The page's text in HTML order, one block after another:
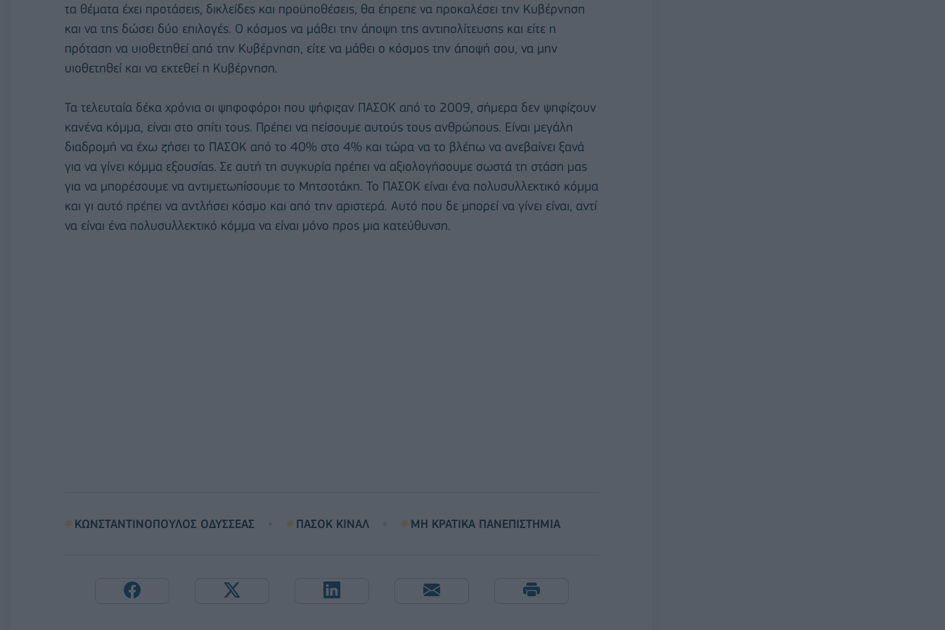
τα θέματα έχει προτάσεις, δικλείδες και προϋποθέσεις, θα έπρεπε να προκαλέσει την Κυβέρνηση
και να της δώσει δύο επιλογές. Ο κόσμος να μάθει την άποψη της αντιπολίτευσης και είτε η
πρόταση να υιοθετηθεί από την Κυβέρνηση, είτε να μάθει ο κόσμος την άποψή σου, να μην
υιοθετηθεί και να εκτεθεί η Κυβέρνηση.
Τα τελευταία δέκα χρόνια οι ψηφοφόροι που ψήφιζαν ΠΑΣΟΚ από το 2009, σήμερα δεν ψηφίζουν
κανένα κόμμα, είναι στο σπίτι τους. Πρέπει να πείσουμε αυτούς τους ανθρώπους. Είναι μεγάλη
διαδρομή να έχω ζήσει το ΠΑΣΟΚ από το 40% στο 4% και τώρα να το βλέπω να ανεβαίνει ξανά
για να γίνει κόμμα εξουσίας. Σε αυτή τη συγκυρία πρέπει να αξιολογήσουμε σωστά τη στάση μας
για να μπορέσουμε να αντιμετωπίσουμε το Μητσοτάκη. Το ΠΑΣΟΚ είναι ένα πολυσυλλεκτικό κόμμα
και γι αυτό πρέπει να αντλήσει κόσμο και από την αριστερά. Αυτό που δε μπορεί να γίνει είναι, αντί
να είναι ένα πολυσυλλεκτικό κόμμα να είναι μόνο προς μια κατεύθυνση.
ΚΩΝΣΤΑΝΤΙΝΟΠΟΥΛΟΣ ΟΔΥΣΣΕΑΣ ΠΑΣΟΚ ΚΙΝΑΛ ΜΗ ΚΡΑΤΙΚΑ ΠΑΝΕΠΙΣΤΗΜΙΑ